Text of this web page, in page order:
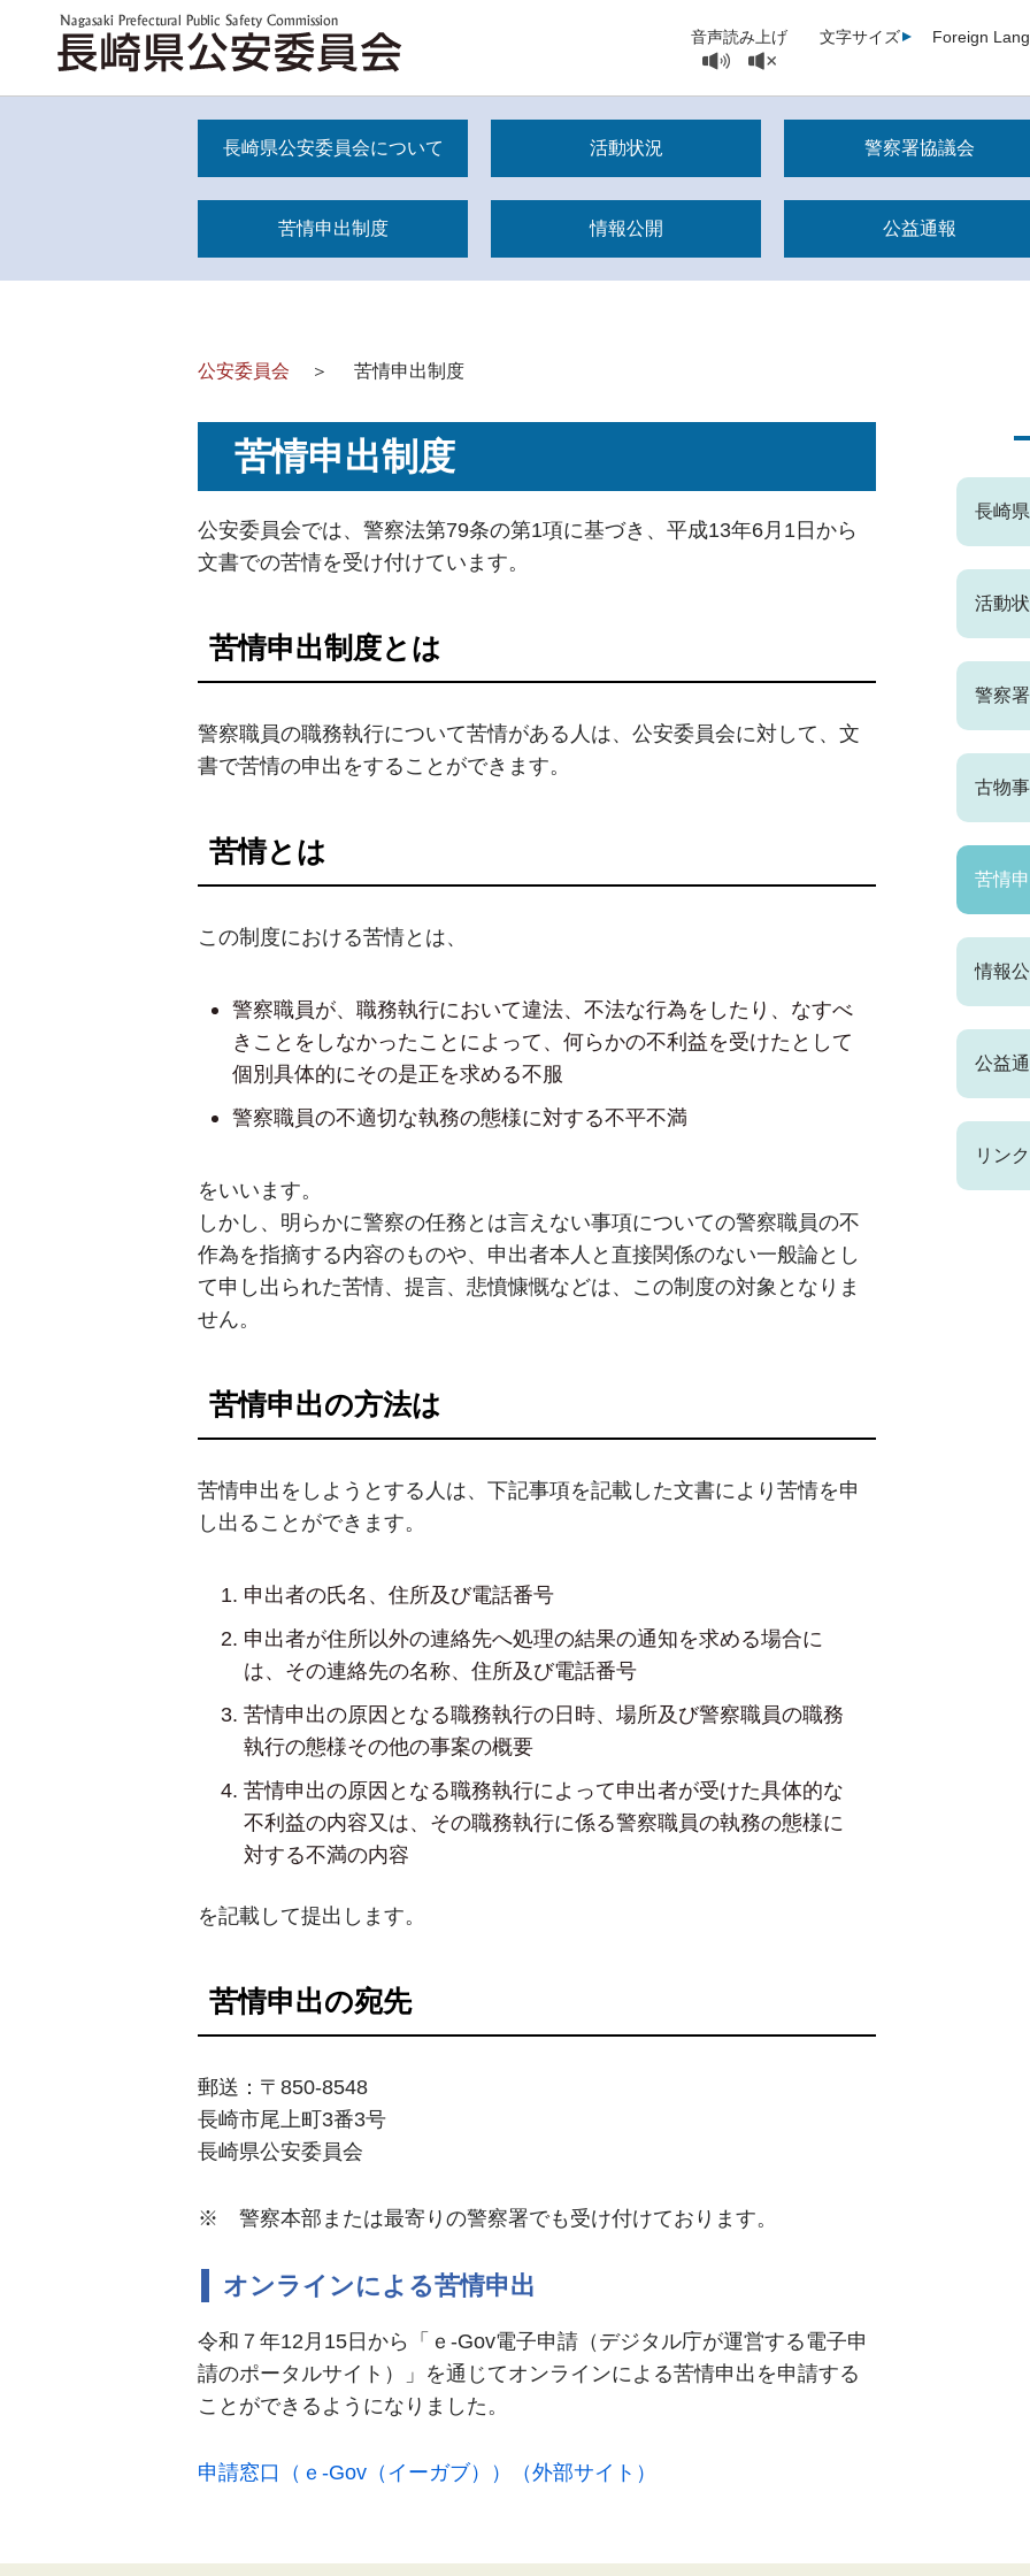
音声読み上げ 文字サイズ Foreign
長崎県公安委員会について 活動状況 警察署協議会
苦情申出制度 情報公開 公益通報
公安委員会 ＞ 苦情申出制度
苦情申出制度
公安委員会では、警察法第79条の第1項に基づき、平成13年6月1日から
文書での苦情を受け付けています。
苦情申出制度とは
警察職員の職務執行について苦情がある人は、公安委員会に対して、文
書で苦情の申出をすることができます。
苦情とは
この制度における苦情とは、
警察職員が、職務執行において違法、不法な行為をしたり、なすべ
きことをしなかったことによって、何らかの不利益を受けたとして
個別具体的にその是正を求める不服
警察職員の不適切な執務の態様に対する不平不満
をいいます。
しかし、明らかに警察の任務とは言えない事項についての警察職員の不
作為を指摘する内容のものや、申出者本人と直接関係のない一般論とし
て申し出られた苦情、提言、悲憤慷慨などは、この制度の対象となりま
せん。
苦情申出の方法は
苦情申出をしようとする人は、下記事項を記載した文書により苦情を申
し出ることができます。
申出者の氏名、住所及び電話番号
申出者が住所以外の連絡先へ処理の結果の通知を求める場合に
は、その連絡先の名称、住所及び電話番号
苦情申出の原因となる職務執行の日時、場所及び警察職員の職務
執行の態様その他の事案の概要
苦情申出の原因となる職務執行によって申出者が受けた具体的な
不利益の内容又は、その職務執行に係る警察職員の執務の態様に
対する不満の内容
を記載して提出します。
苦情申出の宛先
郵送：〒850-8548
長崎市尾上町3番3号
長崎県公安委員会
※ 警察本部または最寄りの警察署でも受け付けております。
オンラインによる苦情申出
令和７年12月15日から「ｅ-Gov電子申請（デジタル庁が運営する電子申
請のポータルサイト）」を通じてオンラインによる苦情申出を申請する
ことができるようになりました。
申請窓口（ｅ-Gov（イーガブ））（外部サイト）
長崎
活動
警察
古物
苦情
情報
公益
リン